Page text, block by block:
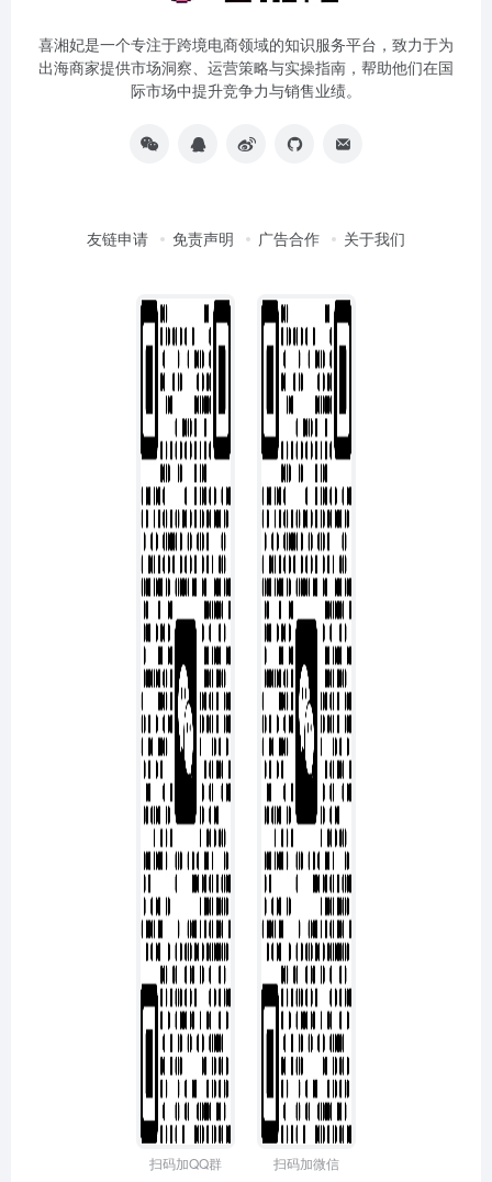
喜湘妃是一个专注于跨境电商领域的知识服务平台，致力于为
出海商家提供市场洞察、运营策略与实操指南，帮助他们在国
际市场中提升竞争力与销售业绩。
友链申请 免责声明 广告合作 关于我们
扫码加QQ群 扫码加微信